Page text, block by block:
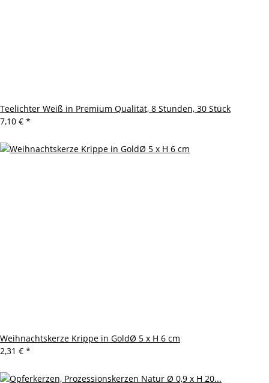
Teelichter Weiß in Premium Qualität, 8 Stunden, 30 Stück
7,10 € *
Weihnachtskerze Krippe in GoldØ 5 x H 6 cm
2,31 € *